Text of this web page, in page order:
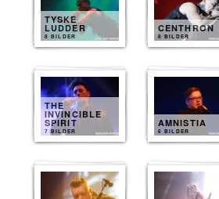
TYSKE
LUDDER
8 BILDER
CENTHRON
8 BILDER
THE
INVINCIBLE
SPIRIT
7 BILDER
AMNISTIA
6 BILDER